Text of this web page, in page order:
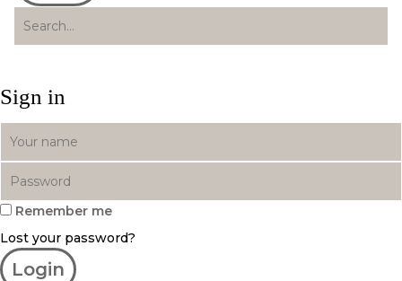
Sign in
Remember me
Lost your password?